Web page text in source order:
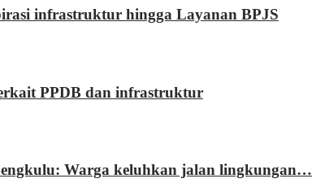
infrastruktur hingga Layanan BPJS
PPDB dan infrastruktur
Warga keluhkan jalan lingkungan…